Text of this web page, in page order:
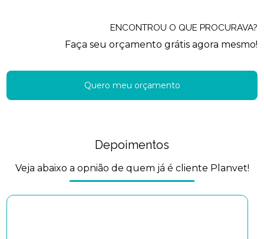
ENCONTROU O QUE PROCURAVA?
Faça seu orçamento grátis agora mesmo!
Quero meu orçamento
Depoimentos
Veja abaixo a opnião de quem já é cliente Planvet!